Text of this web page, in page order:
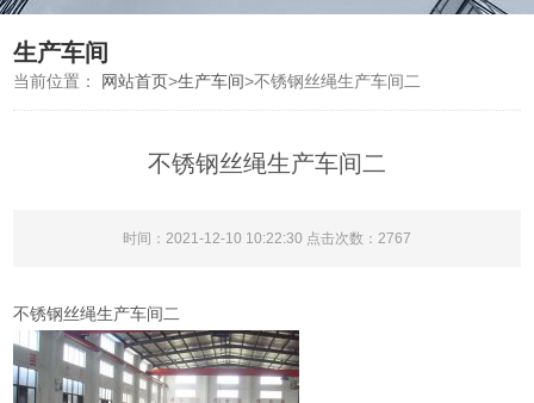
生产车间
当前位置： 网站首页>生产车间>不锈钢丝绳生产车间二
不锈钢丝绳生产车间二
时间：2021-12-10 10:22:30 点击次数：2767
不锈钢丝绳生产车间二